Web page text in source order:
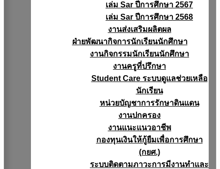
เล่ม Sar ปีการศึกษา 2567
เล่ม Sar ปีการศึกษา 2568
งานส่งเสริมผลิตผล
ฝ่ายพัฒนากิจการนักเรียนนักศึกษา
งานกิจกรรมนักเรียนนักศึกษา
งานครูที่ปรึกษา
Student Care ระบบดูแลช่วยเหลือ
นักเรียน
หน่วยบัญชาการรักษาดินแดน
งานปกครอง
งานแนะแนวอาชีพ
กองทุนเงินให้กู้ยืมเพื่อการศึกษา
(กยศ.)
ระบบติดตามภาวะการมีงานทำและ